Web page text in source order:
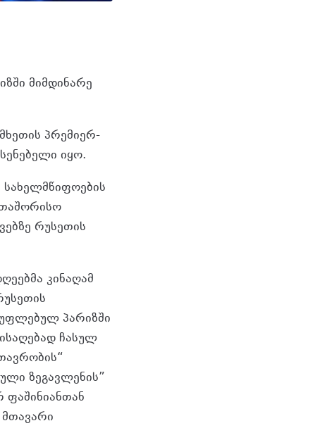
მიმდინარე
პრემიერ-
იყო.
რუსეთის
კინაღამ
პარიზში
ჩასულ
ზეგავლენის”
ფაშინიანთან